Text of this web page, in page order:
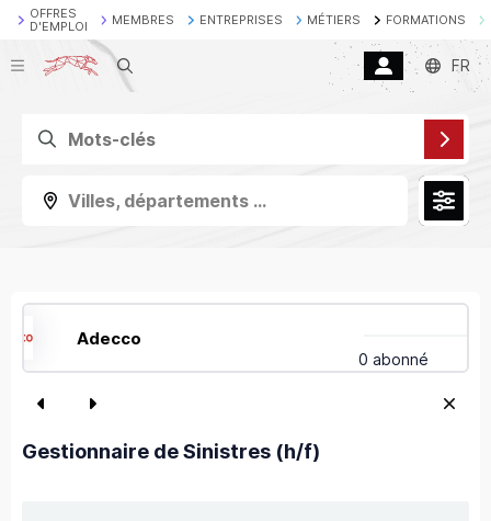
OFFRES
D'EMPLOI
MEMBRES ENTREPRISES MÉTIERS FORMATIONS
Recherche FR
Villes, départements ...
Adecco
0 abonné
Gestionnaire de Sinistres (h/f)